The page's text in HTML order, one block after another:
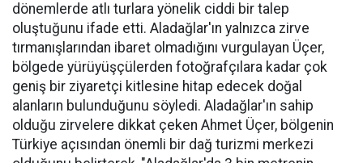
dönemlerde atlı turlara yönelik ciddi bir talep
oluştuğunu ifade etti. Aladağlar'ın yalnızca zirve
tırmanışlarından ibaret olmadığını vurgulayan Üçer,
bölgede yürüyüşçülerden fotoğrafçılara kadar çok
geniş bir ziyaretçi kitlesine hitap edecek doğal
alanların bulunduğunu söyledi. Aladağlar'ın sahip
olduğu zirvelere dikkat çeken Ahmet Üçer, bölgenin
Türkiye açısından önemli bir dağ turizmi merkezi